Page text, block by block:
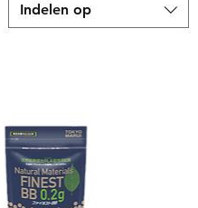
Indelen op